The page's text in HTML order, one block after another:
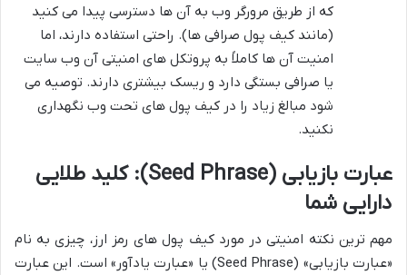
که از طریق مرورگر وب به آن ها دسترسی پیدا می کنید
(مانند کیف پول صرافی ها). راحتی استفاده دارند، اما
امنیت آن ها کاملاً به پروتکل های امنیتی آن وب سایت
یا صرافی بستگی دارد و ریسک بیشتری دارند. توصیه می
شود مبالغ زیاد را در کیف پول های تحت وب نگهداری
نکنید.
عبارت بازیابی (Seed Phrase): کلید طلایی
دارایی شما
مهم ترین نکته امنیتی در مورد کیف پول های رمز ارز، چیزی به نام
«عبارت بازیابی» (Seed Phrase) یا «عبارت یادآور» است. این عبارت